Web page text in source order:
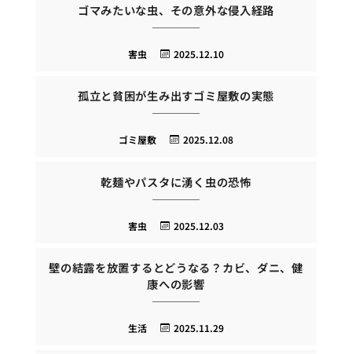
ゴマみたいな虫、その意外な侵入経路
2025.12.10
害虫
孤立と貧困が生み出すゴミ屋敷の実態
2025.12.08
ゴミ屋敷
乾麺やパスタに湧く虫の恐怖
2025.12.03
害虫
壁の結露を放置するとどうなる？カビ、ダニ、健
康への影響
2025.11.29
生活